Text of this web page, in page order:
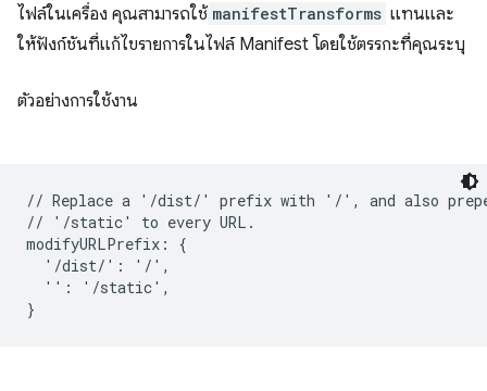
ไฟล์ในเครื่อง คุณสามารถใช้ manifestTransforms แทนและ
ให้ฟังก์ชันที่แก้ไขรายการในไฟล์ Manifest โดยใช้ตรรกะที่คุณระบุ
ตัวอย่างการใช้งาน
// Replace a '/dist/' prefix with '/', and also
// '/static' to every URL.
modifyURLPrefix: {
  '/dist/': '/',
  '': '/static',